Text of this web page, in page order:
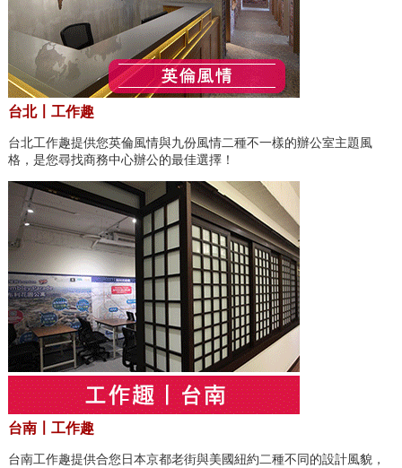
台北〡工作趣
台北工作趣提供您英倫風情與九份風情二種不一樣的辦公室主題風
格，是您尋找商務中心辦公的最佳選擇！
台南〡工作趣
台南工作趣提供合您日本京都老街與美國紐約二種不同的設計風貌，